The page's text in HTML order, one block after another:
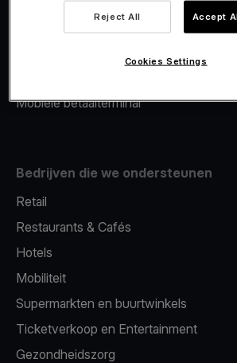
Merchant Advance
Mobiele betaalterminal
Bedrijven die we ondersteunen
Retail
Restaurants & Cafés
Hotels
Mobiliteit
Supermarkten en buurtwinkels
Ticketverkoop en Entertainment
Gezondheidszorg
Reject All Accept
Cookies Settings